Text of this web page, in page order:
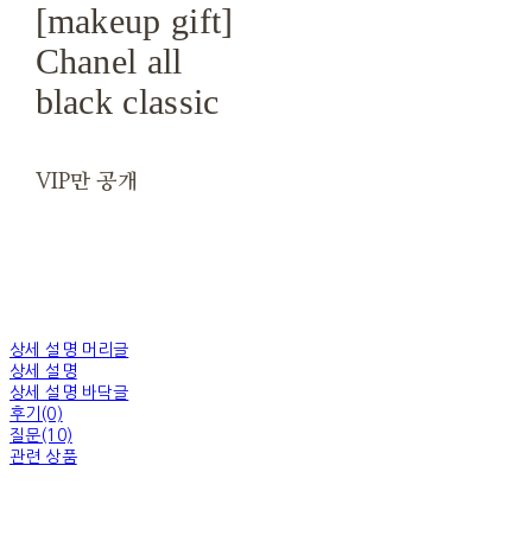
[makeup gift]
Chanel all
black classic
VIP만 공개
상세 설명 머리글
상세 설명
상세 설명 바닥글
후기(0)
질문(10)
관련 상품